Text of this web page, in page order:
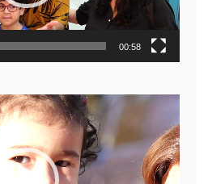
00:58